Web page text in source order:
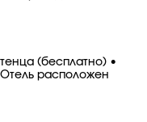
(бесплатно) •
расположен